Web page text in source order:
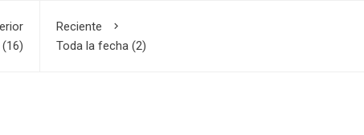
Reciente
Toda la fecha (2)